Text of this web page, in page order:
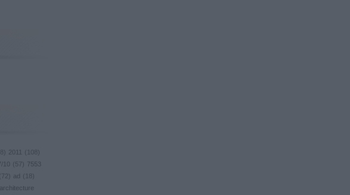
) 2011 ( 108 )
10 ( 57) 7553
72) ad ( 18 )
architecture